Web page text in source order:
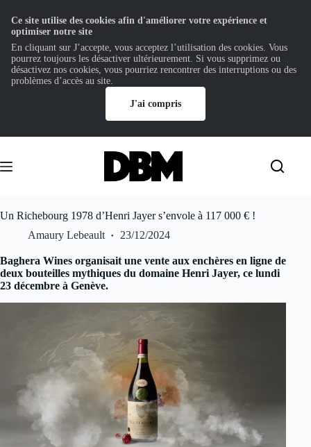
contenu
Un Richebourg 1978 d’Henri Jayer s’envole à 117 000 € !
Amaury Lebeault
23/12/2024
Baghera Wines organisait une vente aux enchères en ligne de
deux bouteilles mythiques du domaine Henri Jayer, ce lundi
23 décembre à Genève.
Ce site utilise des cookies afin d'améliorer votre expérience et
optimiser notre site
En cliquant sur J’accepte, vous acceptez l’utilisation des cookies. Vous
pourrez toujours les désactiver ultérieurement. Si vous supprimez ou
désactivez nos cookies, vous pourriez rencontrer des interruptions ou des
problèmes d’accès au site.
J'ai compris